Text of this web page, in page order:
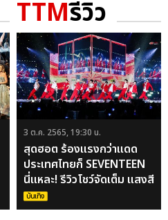
TTMรีวิว
3 ต.ค. 2565, 19:30 น.
สุดฮอต ร้องแรงกว่าแดด
ประเทศไทยก็ SEVENTEEN
นี่แหละ! รีวิวโชว์จัดเต็ม แสงสี
เสียงอลังการ กะรัตเอเนอร์จี้
ล้นกับคอนเสิร์ต
บันเทิง